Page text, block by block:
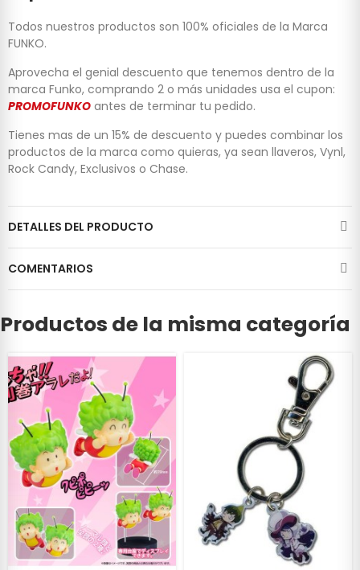
Todos nuestros productos son 100% oficiales de la Marca
FUNKO.
Aprovecha el genial descuento que tenemos dentro de la
marca Funko, comprando 2 o más unidades usa el cupon:
PROMOFUNKO antes de terminar tu pedido.
Tienes mas de un 15% de descuento y puedes combinar los
productos de la marca como quieras, ya sean llaveros, Vynl,
Rock Candy, Exclusivos o Chase.
DETALLES DEL PRODUCTO
COMENTARIOS
Productos de la misma categoría